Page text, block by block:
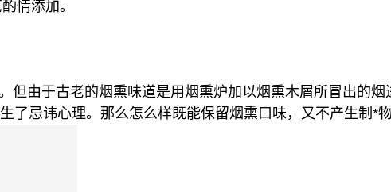
情添加。
但由于古老的烟熏味道是用烟熏炉加以烟熏木屑所冒出的
了忌讳心理。那么怎么样既能保留烟熏口味，又不产生制*物